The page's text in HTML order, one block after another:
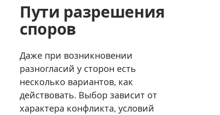
Пути разрешения
споров
Даже при возникновении
разногласий у сторон есть
несколько вариантов, как
действовать. Выбор зависит от
характера конфликта, условий